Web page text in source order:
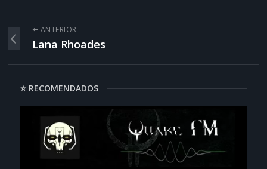
⬅️ ANTERIOR
Lana Rhoades
⭐ RECOMENDADOS